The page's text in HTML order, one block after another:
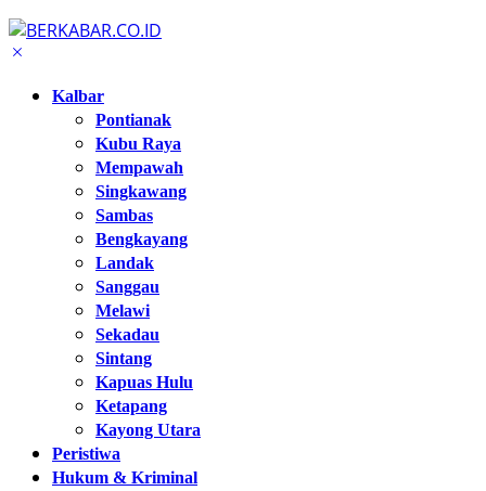
Kalbar
Pontianak
Kubu Raya
Mempawah
Singkawang
Sambas
Bengkayang
Landak
Sanggau
Melawi
Sekadau
Sintang
Kapuas Hulu
Ketapang
Kayong Utara
Peristiwa
Hukum & Kriminal